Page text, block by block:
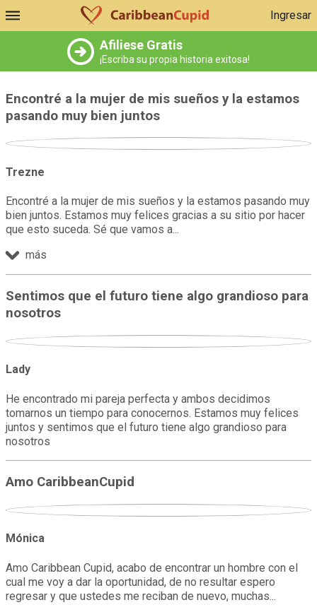
Ingresar
Afiliese Gratis
¡Escriba su propia historia exitosa!
Encontré a la mujer de mis sueños y la estamos
pasando muy bien juntos
Trezne
Encontré a la mujer de mis sueños y la estamos pasando muy
bien juntos. Estamos muy felices gracias a su sitio por hacer
que esto suceda. Sé que vamos a
más
Sentimos que el futuro tiene algo grandioso para
nosotros
Lady
He encontrado mi pareja perfecta y ambos decidimos
tomarnos un tiempo para conocernos. Estamos muy felices
juntos y sentimos que el futuro tiene algo grandioso para
nosotros
Amo CaribbeanCupid
Mónica
Amo Caribbean Cupid, acabo de encontrar un hombre con el
cual me voy a dar la oportunidad, de no resultar espero
regresar y que ustedes me reciban de nuevo, muchas